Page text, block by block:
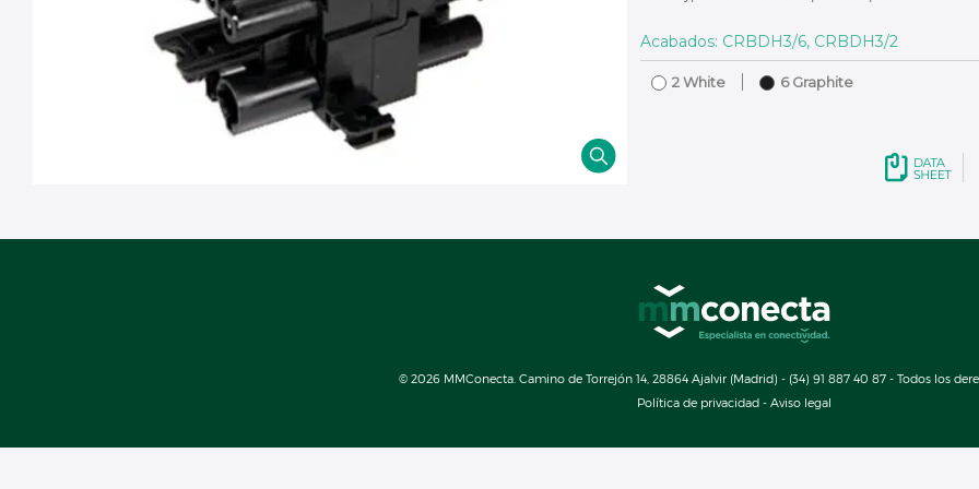
Acabados: CRBDH3/6, CRBDH3/2
2 White 6 Graphite
© 2026 MMConecta. Camino de Torrejón 14, 28864 Ajalvir (Madrid) - (34) 91 887 40 87 - Todos los
Política de privacidad - Aviso legal